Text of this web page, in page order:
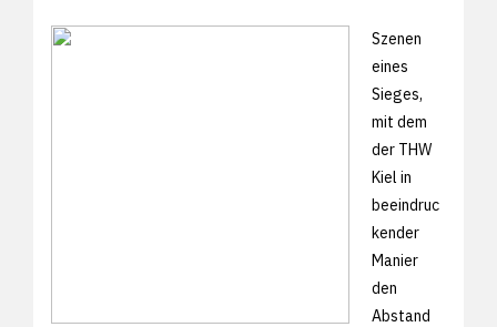
Szenen
eines
Sieges,
mit dem
der THW
Kiel in
beeindruc
kender
Manier
den
Abstand